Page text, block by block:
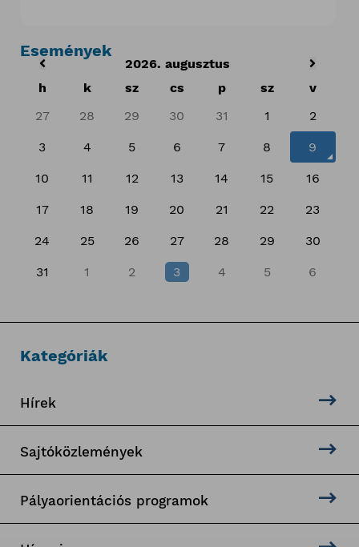
Események
2026. augusztus
h
k sz cs p sz
v
27
28 29 30 31 1 2
3 4 5 6 7 8 9
10 11 12 13 14 15 16
17 18 19 20 21 22 23
24 25 26 27 28 29 30
31 1 2 3 4 5 6
Kategóriák
Hírek
Sajtóközlemények
Pályaorientációs programok